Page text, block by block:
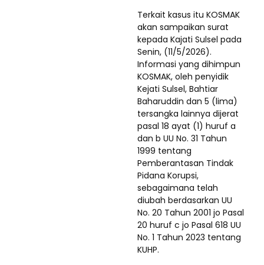
Terkait kasus itu KOSMAK
akan sampaikan surat
kepada Kajati Sulsel pada
Senin, (11/5/2026).
Informasi yang dihimpun
KOSMAK, oleh penyidik
Kejati Sulsel, Bahtiar
Baharuddin dan 5 (lima)
tersangka lainnya dijerat
pasal 18 ayat (1) huruf a
dan b UU No. 31 Tahun
1999 tentang
Pemberantasan Tindak
Pidana Korupsi,
sebagaimana telah
diubah berdasarkan UU
No. 20 Tahun 2001 jo Pasal
20 huruf c jo Pasal 618 UU
No. 1 Tahun 2023 tentang
KUHP.